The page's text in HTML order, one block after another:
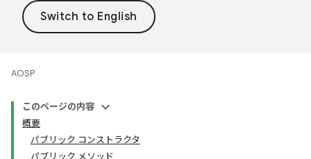
AOSP
このページの内容
概要
パブリック コンストラクタ
パブリック メソッド